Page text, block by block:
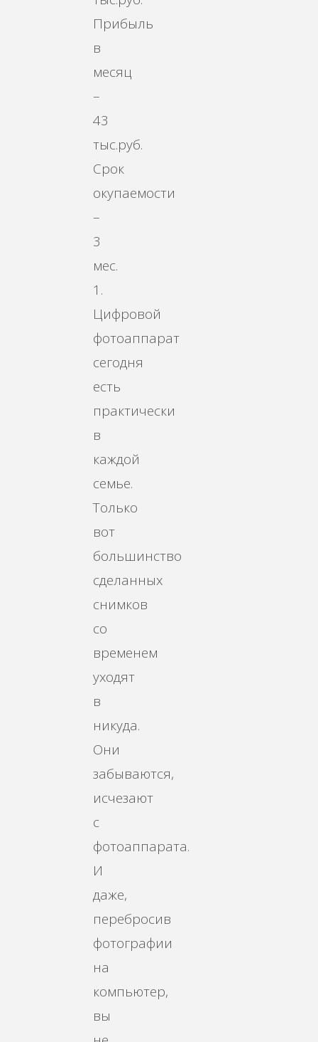
Прибыль
в
месяц
–
43
тыс.руб.
Срок
окупаемости
–
3
мес.
1.
Цифровой
фотоаппарат
сегодня
есть
практически
в
каждой
семье.
Только
вот
большинство
сделанных
снимков
со
временем
уходят
в
никуда.
Они
забываются,
исчезают
с
фотоаппарата.
И
даже,
перебросив
фотографии
на
компьютер,
вы